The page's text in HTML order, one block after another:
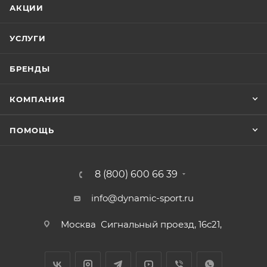
АКЦИИ
УСЛУГИ
БРЕНДЫ
КОМПАНИЯ
ПОМОЩЬ
8 (800) 600 66 39
info@dynamic-sport.ru
Москва Сигнальный проезд, 16с21,